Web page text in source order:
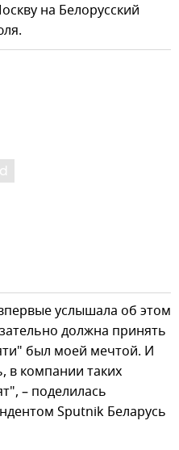
на Белорусский
услышала об этом
должна принять
был моей мечтой. И
в компании таких
– поделилась
Sputnik Беларусь